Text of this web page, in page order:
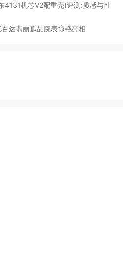
4131机芯V2配重壳)评测:质感与性
达翡丽孤品腕表惊艳亮相